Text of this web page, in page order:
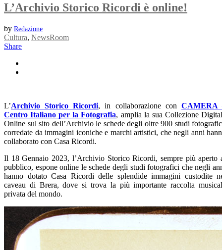
L’Archivio Storico Ricordi è online!
by Redazione
Cultura, NewsRoom
Share
L’Archivio Storico Ricordi, in collaborazione con CAMERA
Centro Italiano per la Fotografia, amplia la sua Collezione
Online sul sito dell’Archivio le schede degli oltre 900 studi
corredate da immagini iconiche e marchi artistici, che negli anni
collaborato con Casa Ricordi.
Il 18 Gennaio 2023, l’Archivio Storico Ricordi, sempre più aperto
pubblico, espone online le schede degli studi fotografici che negli
hanno dotato Casa Ricordi delle splendide immagini custodite
caveau di Brera, dove si trova la più importante raccolta
privata del mondo.